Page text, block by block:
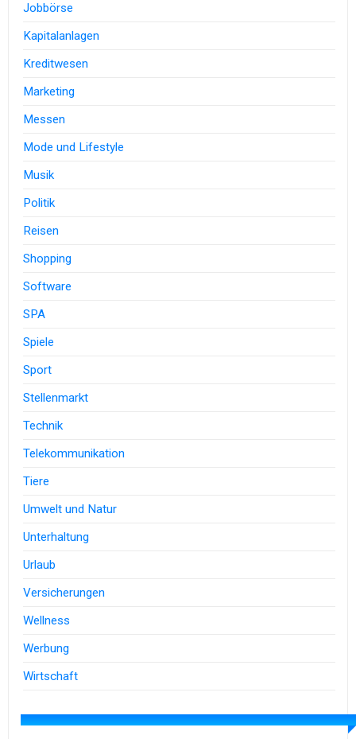
Jobbörse
Kapitalanlagen
Kreditwesen
Marketing
Messen
Mode und Lifestyle
Musik
Politik
Reisen
Shopping
Software
SPA
Spiele
Sport
Stellenmarkt
Technik
Telekommunikation
Tiere
Umwelt und Natur
Unterhaltung
Urlaub
Versicherungen
Wellness
Werbung
Wirtschaft